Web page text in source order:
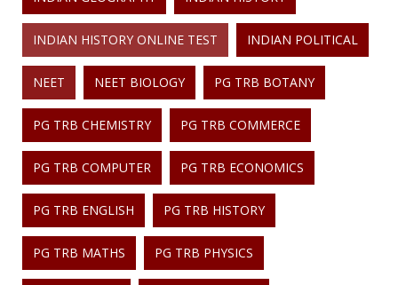
INDIAN HISTORY ONLINE TEST INDIAN POLITICAL
NEET NEET BIOLOGY PG TRB BOTANY
PG TRB CHEMISTRY PG TRB COMMERCE
PG TRB COMPUTER PG TRB ECONOMICS
PG TRB ENGLISH PG TRB HISTORY
PG TRB MATHS PG TRB PHYSICS